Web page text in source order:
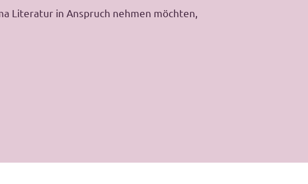
Literatur in Anspruch nehmen möchten,